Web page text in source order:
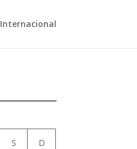
Internacional
S D